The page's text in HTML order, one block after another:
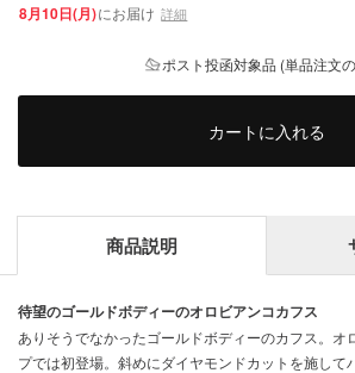
8月10日(月)にお届け 詳細
ポスト投函対象品 (単品注文
カートに入れる
商品説明
待望のゴールドボディーのオロビアンコカフス
ありそうでなかったゴールドボディーのカフス。オ
プでは初登場。斜めにダイヤモンドカットを施して